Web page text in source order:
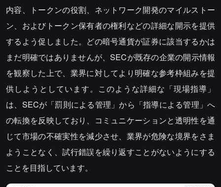
内容、トークンの役割、ネットワーク開発のマイルストー
ン、およびトークン保有者の権利などの詳細な開示を提供
するよう促しました。どの暗号通貨が証券に該当するかは
まだ明確ではありませんが、SECが既存の企業の開示情報
を観察した上で、業界に対してより明確な参考枠組みを提
供しようとしています。このような詳細な「現場指導」
は、SECが「罰則による管理」から「指導による管理」へ
の転換を反映しており、コミュニケーションと透明性を通
じて市場の不確実性を減少させ、業界が危険な境界をさま
ようことなく、試行錯誤を繰り返すことがないようにする
ことを目指しています。